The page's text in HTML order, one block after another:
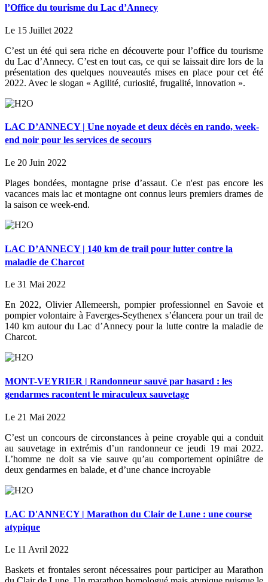
l’Office du tourisme du Lac d’Annecy
Le 15 Juillet 2022
C’est un été qui sera riche en découverte pour l’office du tourisme
du Lac d’Annecy. C’est en tout cas, ce qui se laissait dire lors de la
présentation des quelques nouveautés mises en place pour cet été
2022. Avec le slogan « Agilité, curiosité, frugalité, innovation ».
LAC D’ANNECY | Une noyade et deux décès en rando, week-
end noir pour les services de secours
Le 20 Juin 2022
Plages bondées, montagne prise d’assaut. Ce n'est pas encore les
vacances mais lac et montagne ont connus leurs premiers drames de
la saison ce week-end.
LAC D’ANNECY | 140 km de trail pour lutter contre la
maladie de Charcot
Le 31 Mai 2022
En 2022, Olivier Allemeersh, pompier professionnel en Savoie et
pompier volontaire à Faverges-Seythenex s’élancera pour un trail de
140 km autour du Lac d’Annecy pour la lutte contre la maladie de
Charcot.
MONT-VEYRIER | Randonneur sauvé par hasard : les
gendarmes racontent le miraculeux sauvetage
Le 21 Mai 2022
C’est un concours de circonstances à peine croyable qui a conduit
au sauvetage in extrémis d’un randonneur ce jeudi 19 mai 2022.
L’homme ne doit sa vie sauve qu’au comportement opiniâtre de
deux gendarmes en balade, et d’une chance incroyable
LAC D'ANNECY | Marathon du Clair de Lune : une course
atypique
Le 11 Avril 2022
Baskets et frontales seront nécessaires pour participer au Marathon